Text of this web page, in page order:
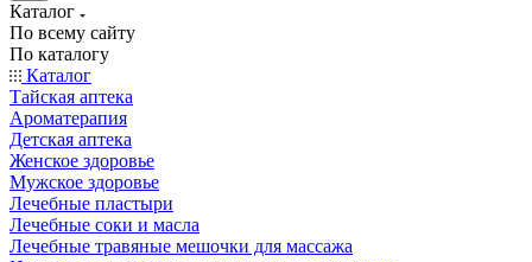
Каталог
По всему сайту
По каталогу
Каталог
Тайская аптека
Ароматерапия
Детская аптека
Женское здоровье
Мужское здоровье
Лечебные пластыри
Лечебные соки и масла
Лечебные травяные мешочки для массажа